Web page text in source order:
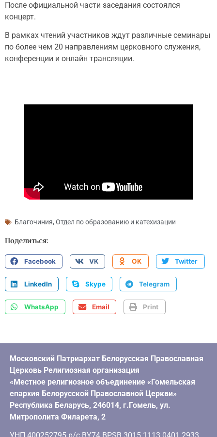
После официальной части заседания состоялся
концерт.
В рамках чтений участников ждут различные семинары
по более чем 20 направлениям церковного служения,
конференции и онлайн трансляции.
Благочиния, Отдел по образованию и катехизации
Поделиться:
Facebook VK OK Twitter
LinkedIn Skype Telegram
WhatsApp Email Print
Московский Патриархат Белорусская Православная
Церковь Религиозная организация
«Местное религиозное объединение «Гомельская
епархия Белорусской Православной Церкви»
Республика Беларусь, 246014, г.Гомель, ул.
Митрополита Филарета, 2